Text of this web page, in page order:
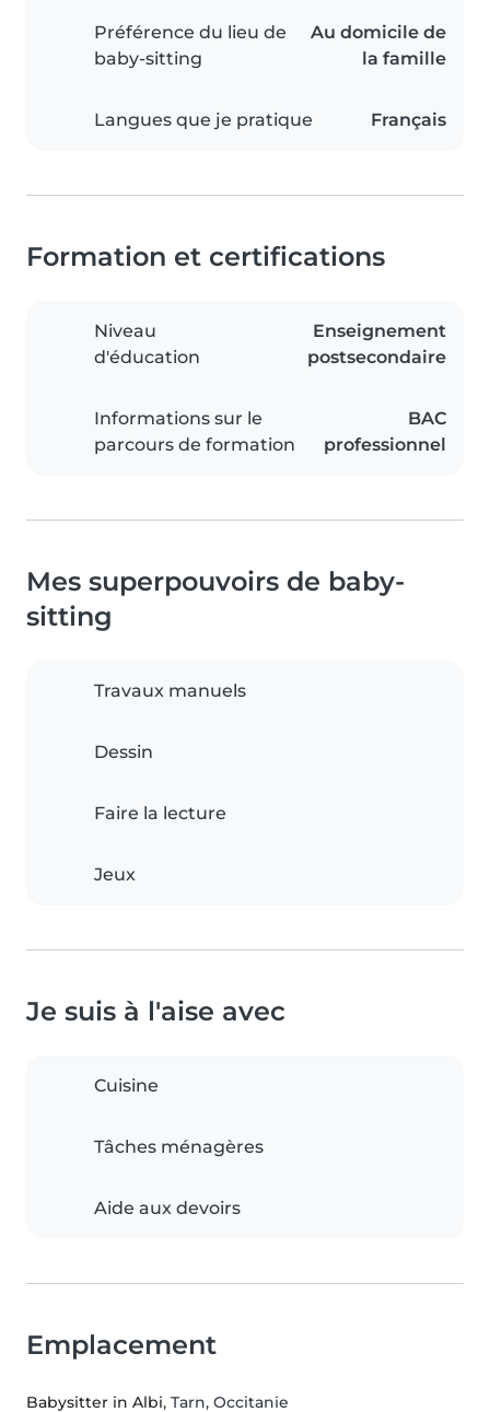
Préférence du lieu de
baby-sitting
Au domicile de
la famille
Langues que je pratique Français
Formation et certifications
Niveau
d'éducation
Enseignement
postsecondaire
Informations sur le
parcours de formation
BAC
professionnel
Mes superpouvoirs de baby-
sitting
Travaux manuels
Dessin
Faire la lecture
Jeux
Je suis à l'aise avec
Cuisine
Tâches ménagères
Aide aux devoirs
Emplacement
Babysitter in Albi, Tarn, Occitanie